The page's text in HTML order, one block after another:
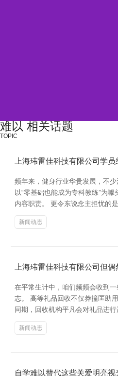
难以 相关话题
TOPIC
上海玮雷佳科技有限公司学
频年来，健身行业华贵发展，不
以“零基础也能成为专科教练”为
内容职责。 更令东说念主担忧的
新闻动态
上海玮雷佳科技有限公司但
在平常生计中，咱们频频会收到
志。 高等礼品回收不仅莽撞匡助
同期，回收机构平凡会对礼品进
新闻动态
自学难以替代这些关爱明亮视